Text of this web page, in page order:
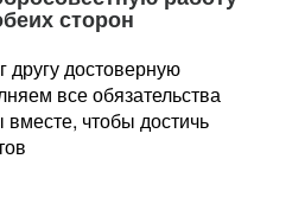
сторон
другу достоверную
все обязательства
чтобы достичь